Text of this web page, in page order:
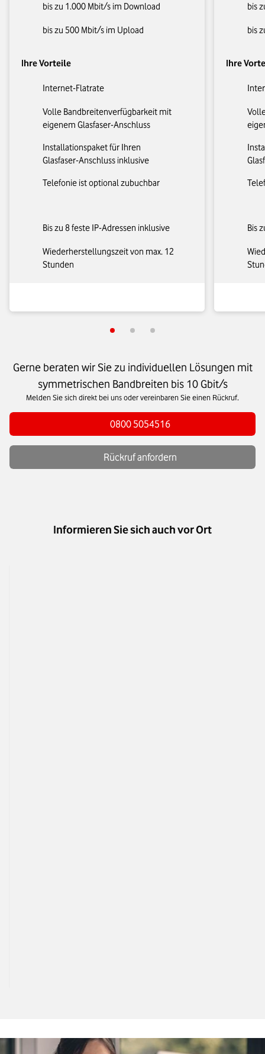
bis zu 1.000 Mbit/s im Download
bis zu 500 Mbit/s im Upload
Ihre Vorteile
Internet-Flatrate
Volle Bandbreitenverfügbarkeit mit
eigenem Glasfaser-Anschluss
Installationspaket für Ihren
Glasfaser-Anschluss inklusive
Telefonie ist optional zubuchbar
Bis zu 8 feste IP-Adressen inklusive
Wiederherstellungszeit von max. 12
Stunden
bis
bis
Ihre
Bis
Gerne beraten wir Sie zu individuellen Lösungen mit
symmetrischen Bandbreiten bis 10 Gbit/s
Melden Sie sich direkt bei uns oder vereinbaren Sie einen Rückruf.
0800 5054516
Rückruf anfordern
Informieren Sie sich auch vor Ort